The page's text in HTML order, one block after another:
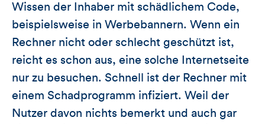
Wissen der Inhaber mit schädlichem Code,
beispielsweise in Werbebannern. Wenn ein
Rechner nicht oder schlecht geschützt ist,
reicht es schon aus, eine solche Internetseite
nur zu besuchen. Schnell ist der Rechner mit
einem Schadprogramm infiziert. Weil der
Nutzer davon nichts bemerkt und auch gar